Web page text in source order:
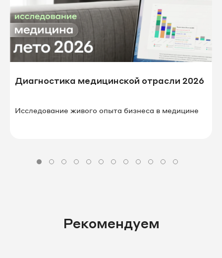
Диагностика медицинской отрасли 2026
Исследование живого опыта бизнеса в⁠ ⁠медицине
Рекомендуем